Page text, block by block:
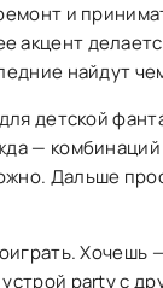
и
акцент
найдут
детской
—
Дальше
Хочешь
party с